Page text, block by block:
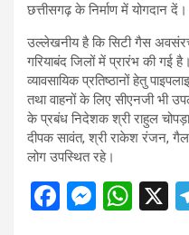
छत्तीसगढ़ के निर्माण में योगदान दें।
उल्लेखनीय है कि सिटी गैस
गरियाबंद जिलों में प्रारंभ की गई
व्यावसायिक प्रतिष्ठानों हेतु
तथा वाहनों के लिए सीएनजी भी
के प्रबंध निदेशक श्री राहुल
दीपक सावंत, श्री राकेश रंजन, गैल
लोग उपस्थित रहे।
F
M W X